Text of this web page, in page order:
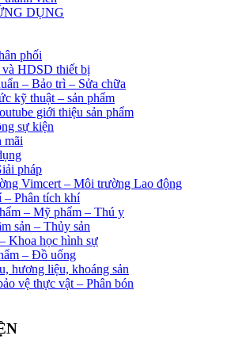
DỤNG
phối
và HDSD thiết bị
– Bảo trì – Sửa chữa
kỹ thuật – sản phẩm
giới thiệu sản phẩm
sự kiện
mãi
pháp
Vimcert – Môi trường Lao động
– Phân tích khí
– Mỹ phẩm – Thú y
sản – Thủy sản
Khoa học hình sự
– Đồ uống
hương liệu, khoáng sản
vệ thực vật – Phân bón